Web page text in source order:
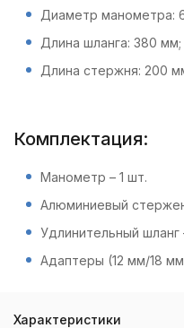
Диаметр манометра:
Длина шланга: 380
Длина стержня: 200
Комплектация:
Манометр – 1 шт.
Алюминиевый
Удлинительный шланг
Адаптеры (12 мм/18
Характеристики